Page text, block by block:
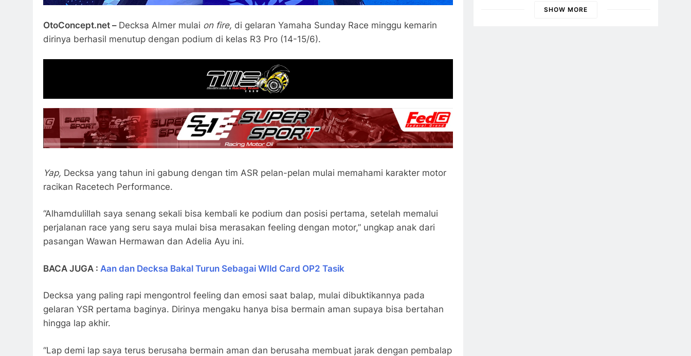
OtoConcept.net – Decksa Almer mulai on fire, di gelaran Yamaha Sunday Race minggu kemarin
dirinya berhasil menutup dengan podium di kelas R3 Pro (14-15/6).
Yap, Decksa yang tahun ini gabung dengan tim ASR pelan-pelan mulai memahami karakter motor
racikan Racetech Performance.
“Alhamdulillah saya senang sekali bisa kembali ke podium dan posisi pertama, setelah memalui
perjalanan race yang seru saya mulai bisa merasakan feeling dengan motor,” ungkap anak dari
pasangan Wawan Hermawan dan Adelia Ayu ini.
BACA JUGA : Aan dan Decksa Bakal Turun Sebagai WIld Card OP2 Tasik
Decksa yang paling rapi mengontrol feeling dan emosi saat balap, mulai dibuktikannya pada
gelaran YSR pertama baginya. Dirinya mengaku hanya bisa bermain aman supaya bisa bertahan
hingga lap akhir.
“Lap demi lap saya terus berusaha bermain aman dan berusaha membuat jarak dengan pembalap
Banyuwangi
SHOW MORE